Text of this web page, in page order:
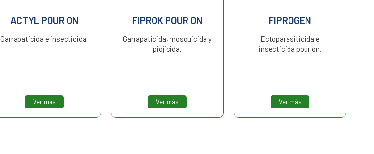
ACTYL POUR ON
Garrapaticida e insecticida.
Ver más
FIPROK POUR ON
Garrapaticida, mosquicida y
piojicida.
Ver más
FIPROGEN
Ectoparasiticida e
insecticida pour on.
Ver más